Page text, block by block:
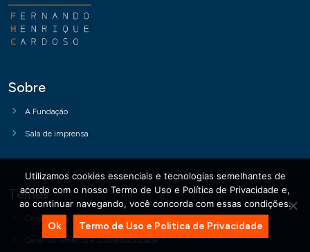
Sobre
A Fundação
Sala de imprensa
Temas
Desenvolvimento e Sustentabilidade
Utilizamos cookies essenciais e tecnologias semelhantes de
acordo com o nosso Termo de Uso e Política de Privacidade e,
ao continuar navegando, você concorda com essas condições.
Ok Termo de Uso e Politica de Privacidade